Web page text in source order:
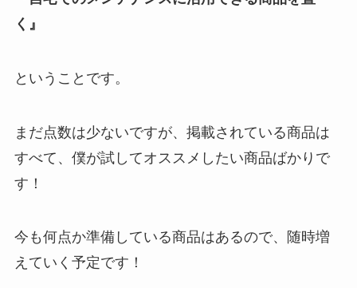
く』
ということです。
まだ点数は少ないですが、掲載されている商品は
すべて、僕が試してオススメしたい商品ばかりで
す！
今も何点か準備している商品はあるので、随時増
えていく予定です！